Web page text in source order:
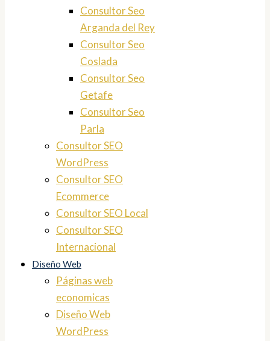
Consultor Seo
Arganda del Rey
Consultor Seo
Coslada
Consultor Seo
Getafe
Consultor Seo
Parla
Consultor SEO
WordPress
Consultor SEO
Ecommerce
Consultor SEO Local
Consultor SEO
Internacional
Diseño Web
Páginas web
economicas
Diseño Web
WordPress